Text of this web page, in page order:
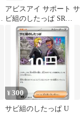
アビスアイ サポート サ
ビ組のしたっぱ SR
110/081
¥300
サビ組のしたっぱ U